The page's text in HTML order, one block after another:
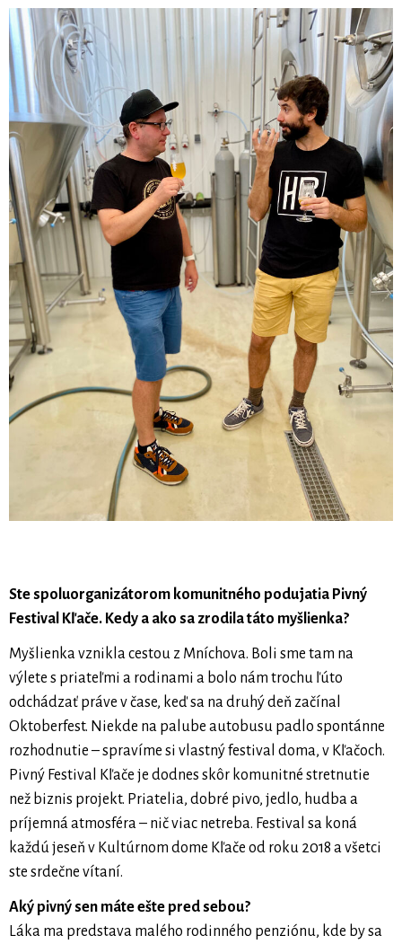
Ste spoluorganizátorom komunitného podujatia Pivný
Festival Kľače. Kedy a ako sa zrodila táto myšlienka?
Myšlienka vznikla cestou z Mníchova. Boli sme tam na
výlete s priateľmi a rodinami a bolo nám trochu ľúto
odchádzať práve v čase, keď sa na druhý deň začínal
Oktoberfest. Niekde na palube autobusu padlo spontánne
rozhodnutie – spravíme si vlastný festival doma, v Kľačoch.
Pivný Festival Kľače je dodnes skôr komunitné stretnutie
než biznis projekt. Priatelia, dobré pivo, jedlo, hudba a
príjemná atmosféra – nič viac netreba. Festival sa koná
každú jeseň v Kultúrnom dome Kľače od roku 2018 a všetci
ste srdečne vítaní.
Aký pivný sen máte ešte pred sebou?
Láka ma predstava malého rodinného penziónu, kde by sa